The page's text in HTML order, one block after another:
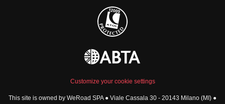
Group trips to Middle East
Privacy Policy
Security
Governance
Customize your cookie settings
This site is owned by WeRoad SPA ● Viale Cassala 30 - 20143 Milano (MI) ●